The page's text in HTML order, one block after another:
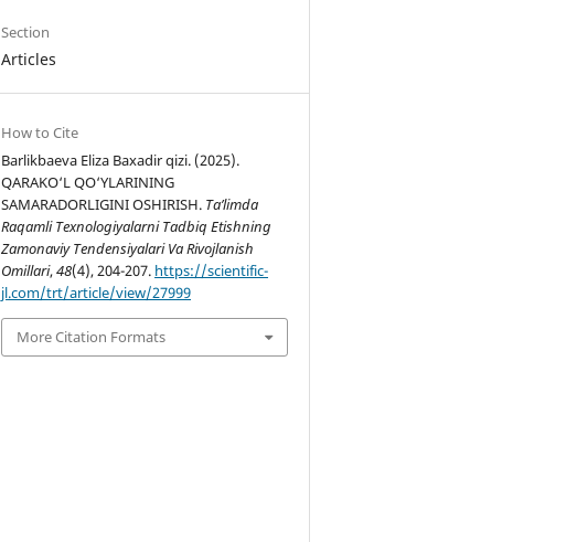
Section
Articles
How to Cite
Barlikbaeva Eliza Baxadir qizi. (2025).
QARAKO‘L QO‘YLARINING
SAMARADORLIGINI OSHIRISH. Ta’limda
Raqamli Texnologiyalarni Tadbiq Etishning
Zamonaviy Tendensiyalari Va Rivojlanish
Omillari,48(4), 204-207. https://scientific-
jl.com/trt/article/view/27999
More Citation Formats